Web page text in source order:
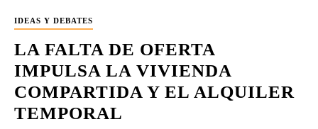
IDEAS Y DEBATES
LA FALTA DE OFERTA
IMPULSA LA VIVIENDA
COMPARTIDA Y EL ALQUILER
TEMPORAL